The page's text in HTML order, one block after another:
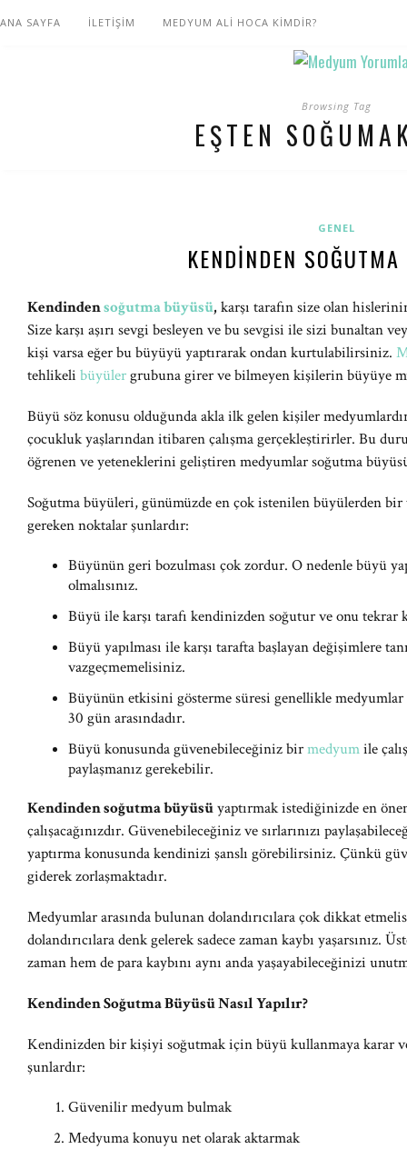
ANA SAYFA İLETİŞİM MEDYUM ALİ HOCA KİMDİR?
Browsing Tag
EŞTEN
GENEL
KENDINDEN
Kendindensoğutma büyüsü,karşı tarafın size olan
Size karşı aşırı sevgi besleyen ve bu sevgisi ile sizi bunaltan
kişi varsa eğer bu büyüyü yaptırarak ondan kurtulabilirsiniz.
tehlikeli büyülergrubuna girer ve bilmeyen kişilerin büyüye
Büyü söz konusu olduğunda akla ilk gelen kişiler
çocukluk yaşlarından itibaren çalışma gerçekleştirirler. Bu
öğrenen ve yeteneklerini geliştiren medyumlar soğutma
Soğutma büyüleri, günümüzde en çok istenilen büyülerden
gereken noktalar şunlardır:
Büyünün geri bozulması çok zordur. O nedenle büyü
olmalısınız.
Büyü ile karşı tarafı kendinizden soğutur ve onu tekrar
Büyü yapılması ile karşı tarafta başlayan değişimlere
vazgeçmemelisiniz.
Büyünün etkisini gösterme süresi genellikle
30 gün arasındadır.
Büyü konusunda güvenebileceğiniz birmedyumile
paylaşmanız gerekebilir.
Kendinden soğutma büyüsüyaptırmak istediğinizde en
çalışacağınızdır. Güvenebileceğiniz ve sırlarınızı
yaptırma konusunda kendinizi şanslı görebilirsiniz. Çünkü
giderek zorlaşmaktadır.
Medyumlar arasında bulunan dolandırıcılara çok dikkat
dolandırıcılara denk gelerek sadece zaman kaybı yaşarsınız.
zaman hem de para kaybını aynı anda yaşayabileceğinizi
Kendinden Soğutma Büyüsü Nasıl Yapılır?
Kendinizden bir kişiyi soğutmak için büyü kullanmaya karar
şunlardır:
Güvenilir medyum bulmak
Medyuma konuyu net olarak aktarmak